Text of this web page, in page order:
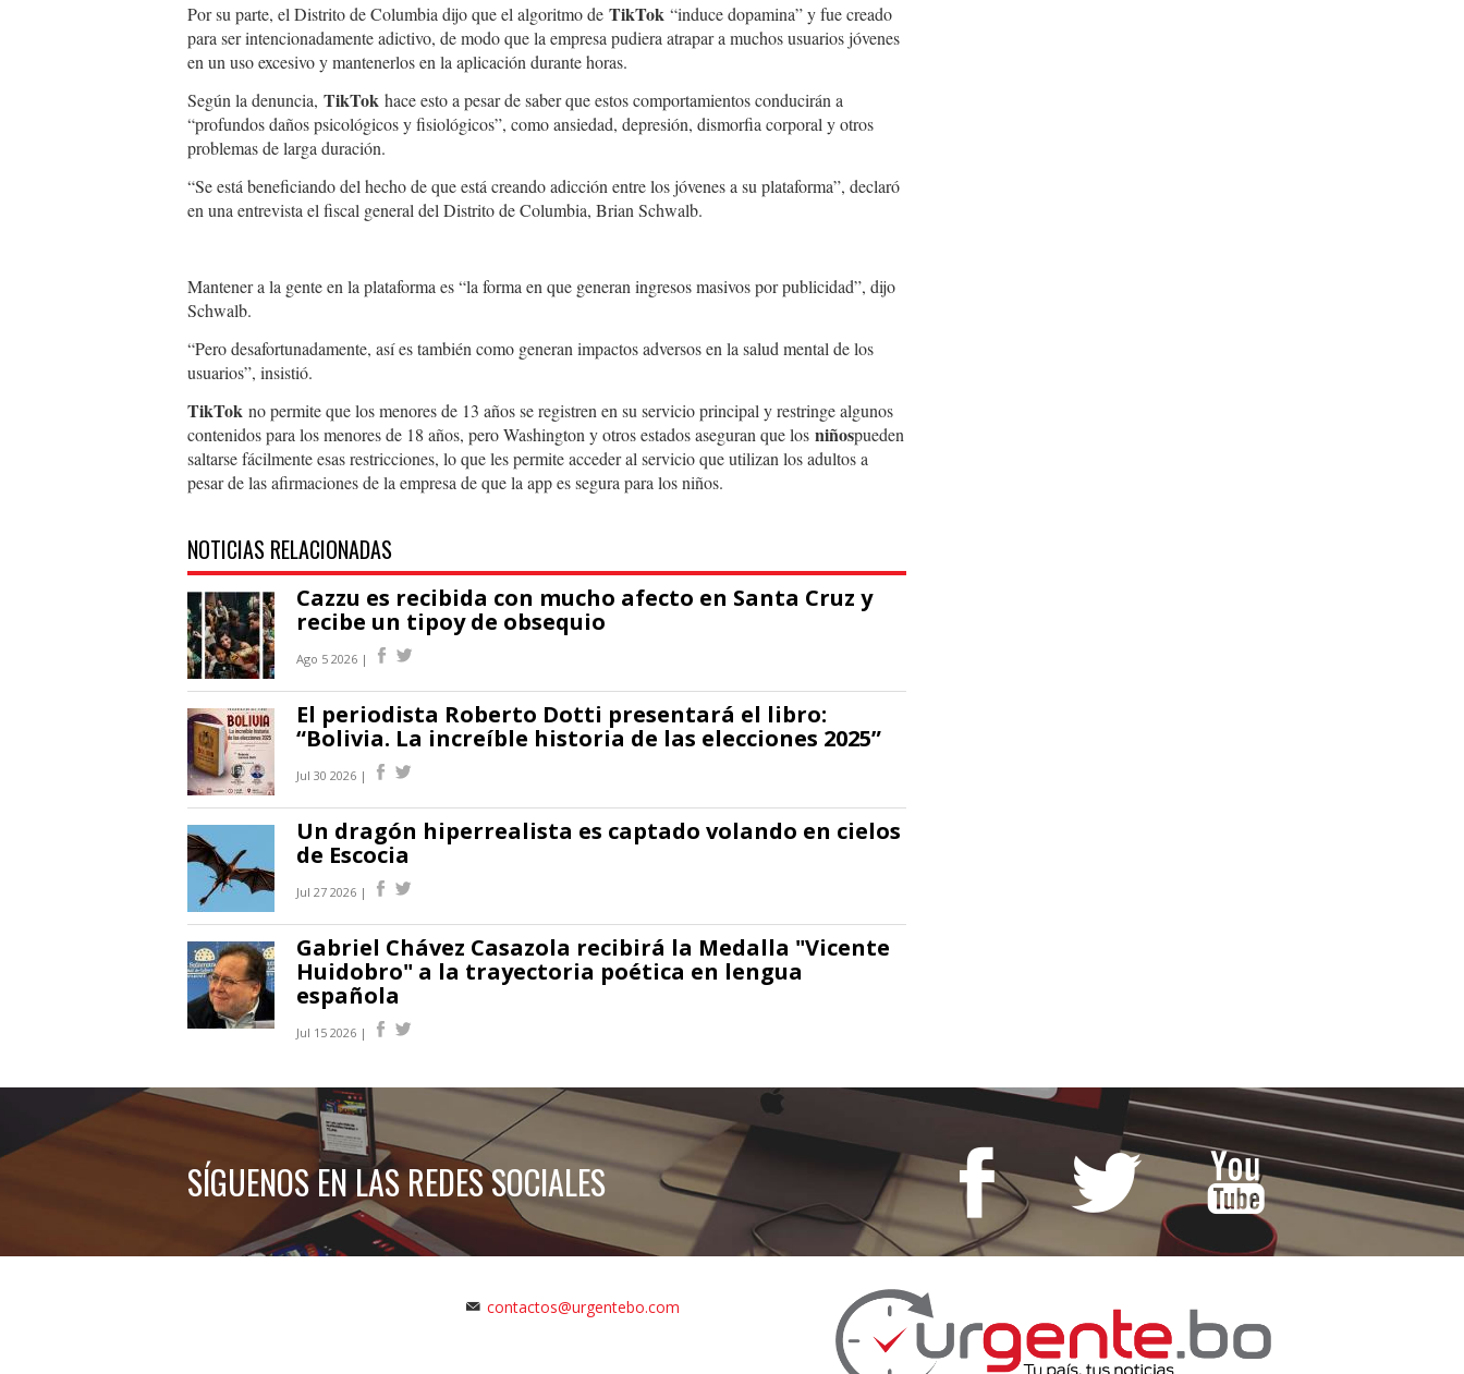
Por su parte, el Distrito de Columbia dijo que el algoritmo de TikTok “induce dopamina” y fue creado
para ser intencionadamente adictivo, de modo que la empresa pudiera atrapar a muchos usuarios jóvenes
en un uso excesivo y mantenerlos en la aplicación durante horas.
Según la denuncia, TikTok hace esto a pesar de saber que estos comportamientos conducirán a
“profundos daños psicológicos y fisiológicos”, como ansiedad, depresión, dismorfia corporal y otros
problemas de larga duración.
“Se está beneficiando del hecho de que está creando adicción entre los jóvenes a su plataforma”, declaró
en una entrevista el fiscal general del Distrito de Columbia, Brian Schwalb.
Mantener a la gente en la plataforma es “la forma en que generan ingresos masivos por publicidad”, dijo
Schwalb.
“Pero desafortunadamente, así es también como generan impactos adversos en la salud mental de los
usuarios”, insistió.
TikTok no permite que los menores de 13 años se registren en su servicio principal y restringe algunos
contenidos para los menores de 18 años, pero Washington y otros estados aseguran que los niñospueden
saltarse fácilmente esas restricciones, lo que les permite acceder al servicio que utilizan los adultos a
pesar de las afirmaciones de la empresa de que la app es segura para los niños.
NOTICIAS RELACIONADAS
Cazzu es recibida con mucho afecto en Santa Cruz y
recibe un tipoy de obsequio
Ago 5 2026 |
El periodista Roberto Dotti presentará el libro:
“Bolivia. La increíble historia de las elecciones 2025”
Jul 30 2026 |
Un dragón hiperrealista es captado volando en cielos
de Escocia
Jul 27 2026 |
Gabriel Chávez Casazola recibirá la Medalla "Vicente
Huidobro" a la trayectoria poética en lengua
española
Jul 15 2026 |
SÍGUENOS EN LAS REDES SOCIALES
contactos@urgentebo.com